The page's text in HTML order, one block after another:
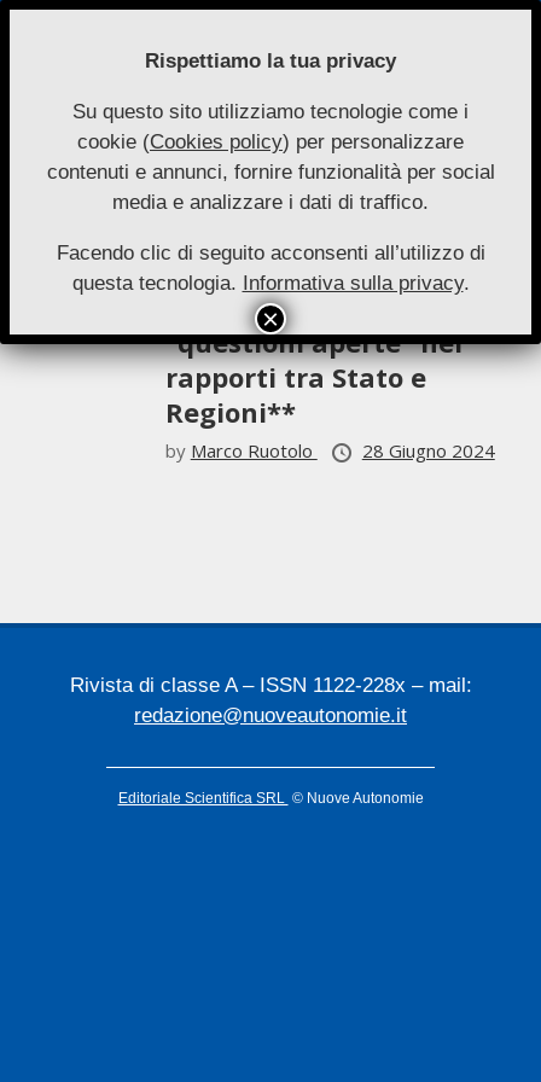
Skip
Nuove
Autonomie
Primary
Navigation
Menu
Ruotolo
Saggi 3-2023
Riflessioni sparse su alcune
“questioni aperte” nei
rapporti tra Stato e
Regioni**
by Marco Ruotolo 28 Giugno 2024
Rivista di classe A – ISSN 1122-228x – mail:
redazione@nuoveautonomie.it
Editoriale Scientifica SRL © Nuove Autonomie
Rispettiamo la tua privacy
Su questo sito utilizziamo tecnologie come i
cookie (Cookies policy) per personalizzare
contenuti e annunci, fornire funzionalità per social
media e analizzare i dati di traffico.
Facendo clic di seguito acconsenti all’utilizzo di
questa tecnologia. Informativa sulla privacy.